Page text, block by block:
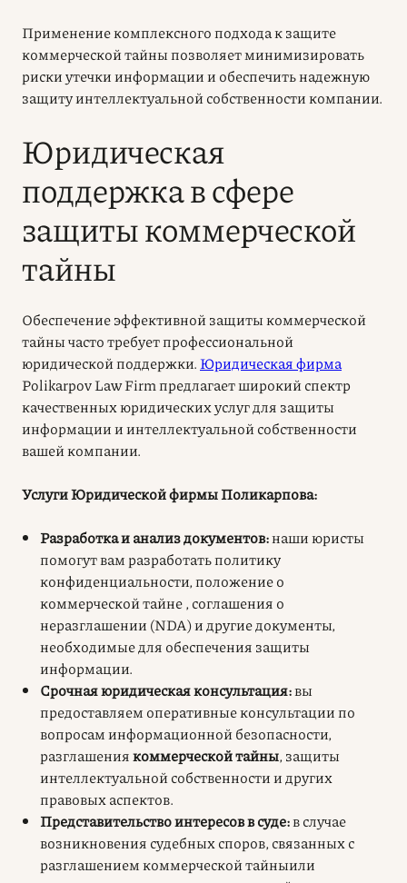
Применение комплексного подхода к защите
коммерческой тайны позволяет минимизировать
риски утечки информации и обеспечить надежную
защиту интеллектуальной собственности компании.
Юридическая
поддержка в сфере
защиты коммерческой
тайны
Обеспечение эффективной защиты коммерческой
тайны часто требует профессиональной
юридической поддержки.Юридическая фирма
Polikarpov Law Firm предлагает широкий спектр
качественных юридических услуг для защиты
информации и интеллектуальной собственности
вашей компании.
Услуги Юридической фирмы Поликарпова:
Разработка и анализ документов:наши юристы
помогут вам разработать политику
конфиденциальности, положение о
коммерческой тайне , соглашения о
неразглашении (NDA) и другие документы,
необходимые для обеспечения защиты
информации.
Срочная юридическая консультация:вы
предоставляем оперативные консультации по
вопросам информационной безопасности,
разглашениякоммерческой тайны, защиты
интеллектуальной собственности и других
правовых аспектов.
Представительство интересов в суде:в случае
возникновения судебных споров, связанных с
разглашением коммерческой тайныили